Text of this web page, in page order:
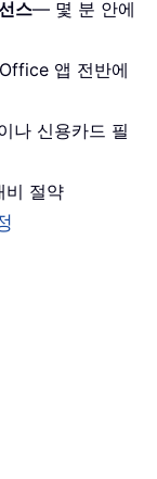
스— 몇 분 안에
앱 전반에
나 신용카드 필
절약